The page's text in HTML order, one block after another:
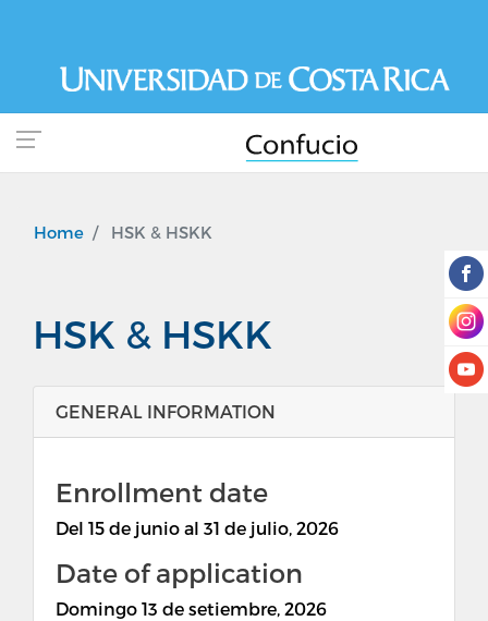
main
content
Home HSK & HSKK
HSK & HSKK
GENERAL INFORMATION
Enrollment date
Del 15 de junio al 31 de julio, 2026
Date of application
Domingo 13 de setiembre, 2026